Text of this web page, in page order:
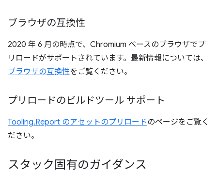
ブラウザの互換性
2020 年 6 月の時点で、Chromium ベースのブラウザでプ
リロードがサポートされています。最新情報については、
ブラウザの互換性をご覧ください。
プリロードのビルドツール サポート
Tooling.Report のアセットのプリロードのページをご覧く
ださい。
スタック固有のガイダンス